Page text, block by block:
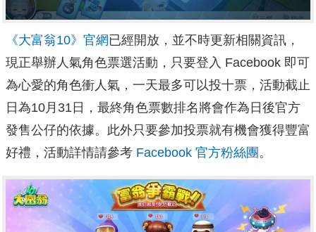
《大富翁10》官網已經開放，並不時更新相關資訊，
現正舉辦人氣角色票選活動，只要登入 Facebook 即可
為心愛的角色衝人氣，一天最多可以投十票，活動截止
日為10月31日，最終角色票數排名將會作為日後官方
發售公仔的依據。此外只要參加投票就有機會獲得豐富
好禮，活動詳情請參考 Facebook 官方粉絲團 。